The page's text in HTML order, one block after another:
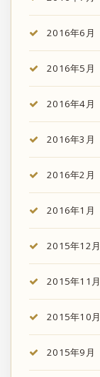
2016年6月
2016年5月
2016年4月
2016年3月
2016年2月
2016年1月
2015年12月
2015年11月
2015年10月
2015年9月